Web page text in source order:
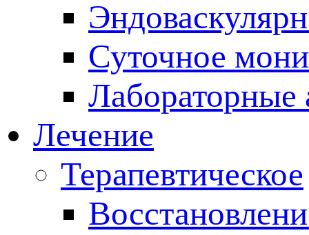
Суточное
Лабораторные
Лечение
Терапевтическое